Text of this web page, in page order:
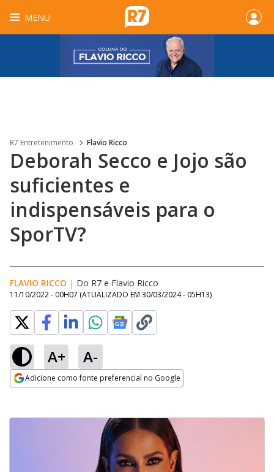
MENU
R7 Entretenimento Flavio Ricco
Deborah Secco e Jojo são
suficientes e
indispensáveis para o
SporTV?
FLAVIO RICCO | Do R7 e Flavio Ricco
11/10/2022 - 00H07 (ATUALIZADO EM 30/03/2024 - 05H13)
A+ A-
Adicione como fonte preferencial no Google